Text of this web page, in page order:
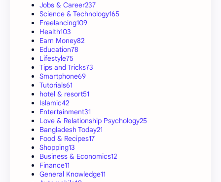
Jobs & Career237
Science & Technology165
Freelancing109
Health103
Earn Money82
Education78
Lifestyle75
Tips and Tricks73
Smartphone69
Tutorials61
hotel & resort51
Islamic42
Entertainment31
Love & Relationship Psychology25
Bangladesh Today21
Food & Recipes17
Shopping13
Business & Economics12
Finance11
General Knowledge11